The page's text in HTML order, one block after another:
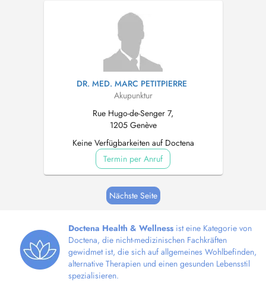
DR. MED. MARC PETITPIERRE
Akupunktur
Rue Hugo-de-Senger 7,
1205 Genève
Keine Verfügbarkeiten auf Doctena
Termin per Anruf
Nächste Seite
Doctena Health & Wellness ist eine Kategorie von
Doctena, die nicht-medizinischen Fachkräften
gewidmet ist, die sich auf allgemeines Wohlbefinden,
alternative Therapien und einen gesunden Lebensstil
spezialisieren.